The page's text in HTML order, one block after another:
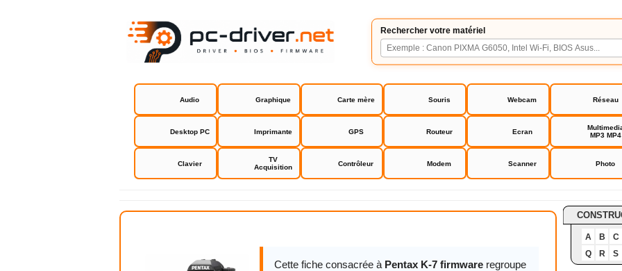
Rechercher votre matériel
Audio Graphique Carte mère Souris Webcam Réseau
Desktop PC Imprimante GPS Routeur Ecran
MP3 MP4
Clavier
TV
Acquisition
Contrôleur Modem Scanner Photo
Pentax K-7 firmware
Cette fiche consacrée à Pentax K-7 firmware regroupe
A B
C
Q
R S